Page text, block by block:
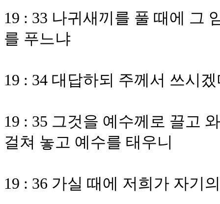
19 : 33 나귀새끼를 풀 때에 그
를 푸느냐
19 : 34 대답하되 주께서 쓰시
19 : 35 그것을 예수께로 끌고
걸쳐 놓고 예수를 태우니
19 : 36 가실 때에 저희가 자기